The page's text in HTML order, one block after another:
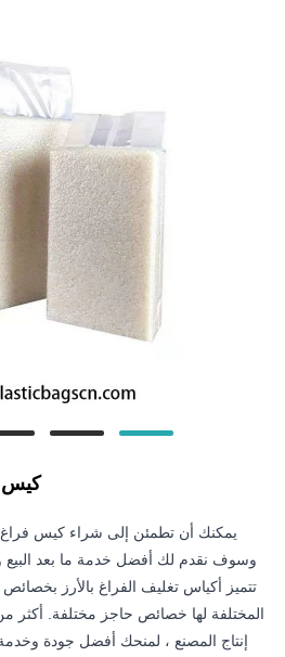
كيس
يمكنك أن تطمئن إلى شراء كيس
وسوف نقدم لك أفضل خدمة ما بعد البيع
تتميز أكياس تغليف الفراغ بالأرز بخصائص
المختلفة لها خصائص حاجز مختلفة.
إنتاج المصنع ، لمنحك أفضل جودة